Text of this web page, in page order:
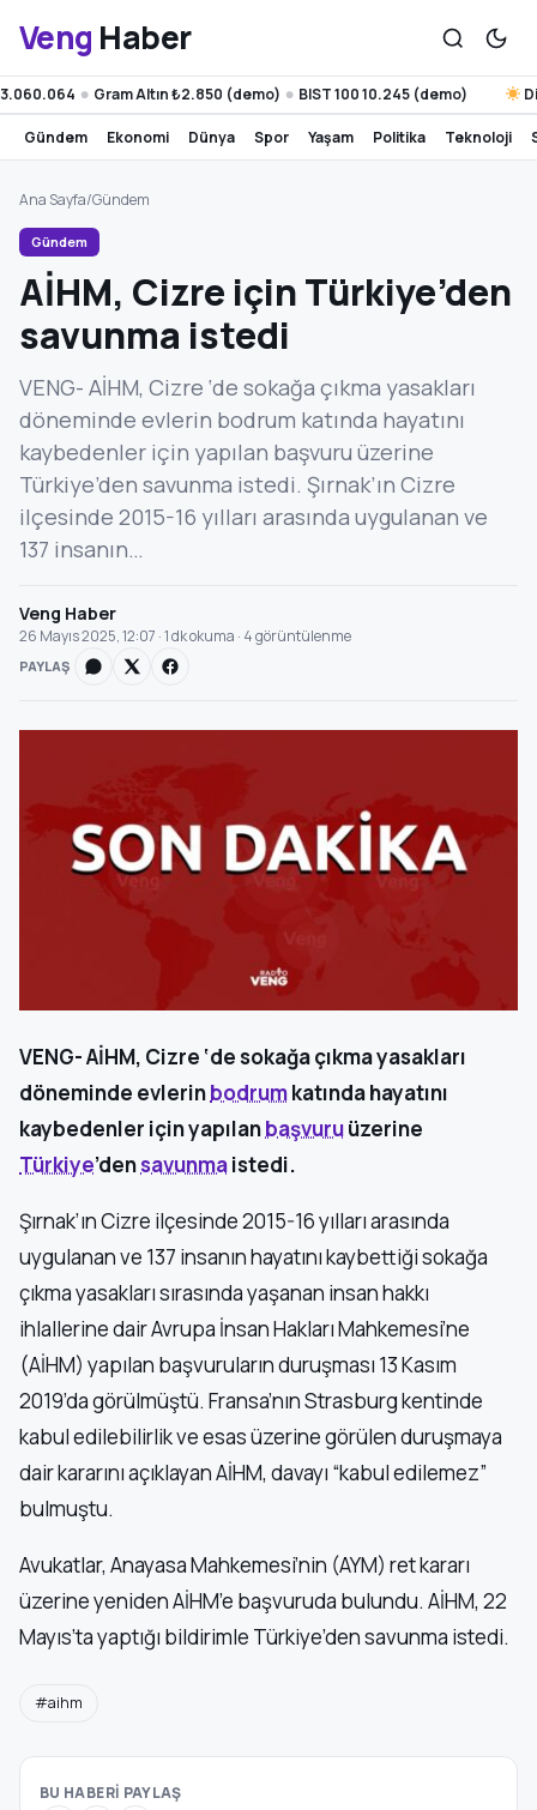
Veng Haber
● Gram Altın ₺2.850 (demo) ● BIST 100 10.245 (demo)
gündem ekonomi dünya spor yaşam politika teknoloji
Ana Sayfa/Gündem
Gündem
AİHM, Cizre için Türkiye’den
savunma istedi
VENG- AİHM, Cizre ‘de sokağa çıkma yasakları
döneminde evlerin bodrum katında hayatını
kaybedenler için yapılan başvuru üzerine
Türkiye’den savunma istedi. Şırnak’ın Cizre
ilçesinde 2015-16 yılları arasında uygulanan ve
137 insanın…
Veng Haber
26 Mayıs 2025, 12:07 · 1 dk okuma · 4 görüntülenme
PAYLAŞ
VENG- AİHM, Cizre ‘de sokağa çıkma yasakları
döneminde evlerinbodrumkatında hayatını
kaybedenler için yapılanbaşvuruüzerine
Türkiye’densavunmaistedi.
Şırnak’ın Cizre ilçesinde 2015-16 yılları arasında
uygulanan ve 137 insanın hayatını kaybettiği sokağa
çıkma yasakları sırasında yaşanan insan hakkı
ihlallerine dair Avrupa İnsan Hakları Mahkemesi’ne
(AİHM) yapılan başvuruların duruşması 13 Kasım
2019’da görülmüştü. Fransa’nın Strasburg kentinde
kabul edilebilirlik ve esas üzerine görülen duruşmaya
dair kararını açıklayan AİHM, davayı “kabul edilemez”
bulmuştu.
Avukatlar, Anayasa Mahkemesi’nin (AYM) ret kararı
üzerine yeniden AİHM’e başvuruda bulundu. AİHM, 22
Mayıs’ta yaptığı bildirimle Türkiye’den savunma istedi.
#aihm
BU HABERİ PAYLAŞ